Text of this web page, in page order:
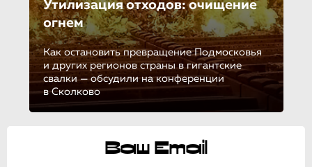
Утилизация отходов: очищение
огнем
Как остановить превращение Подмосковья
и других регионов страны в гигантские
свалки — обсудили на конференции
в Сколково
Ваш Email